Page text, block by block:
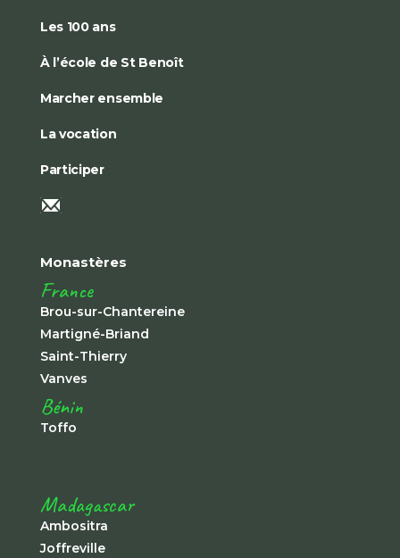
Les 100 ans
À l’école de St Benoît
Marcher ensemble
La vocation
Participer
Monastères
France
Brou-sur-Chantereine
Martigné-Briand
Saint-Thierry
Vanves
Bénin
Toffo
Madagascar
Ambositra
Joffreville